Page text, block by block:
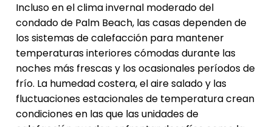
Incluso en el clima invernal moderado del
condado de Palm Beach, las casas dependen de
los sistemas de calefacción para mantener
temperaturas interiores cómodas durante las
noches más frescas y los ocasionales períodos de
frío. La humedad costera, el aire salado y las
fluctuaciones estacionales de temperatura crean
condiciones en las que las unidades de